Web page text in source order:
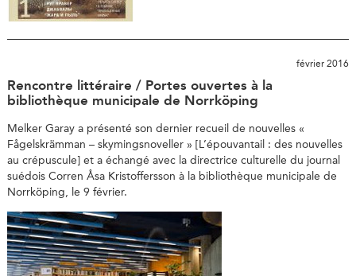
février 2016
Rencontre littéraire / Portes ouvertes à la
bibliothèque municipale de Norrköping
Melker Garay a présenté son dernier recueil de nouvelles «
Fågelskrämman – skymingsnoveller » [L’épouvantail : des nouvelles
au crépuscule] et a échangé avec la directrice culturelle du journal
suédois Corren Åsa Kristoffersson à la bibliothèque municipale de
Norrköping, le 9 février.